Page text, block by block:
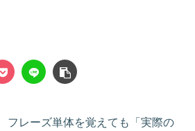
フレーズ単体を覚えても「実際の